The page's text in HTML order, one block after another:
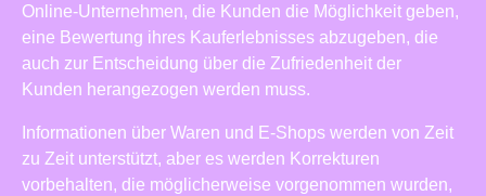
Online-Unternehmen, die Kunden die Möglichkeit geben,
eine Bewertung ihres Kauferlebnisses abzugeben, die
auch zur Entscheidung über die Zufriedenheit der
Kunden herangezogen werden muss.
Informationen über Waren und E-Shops werden von Zeit
zu Zeit unterstützt, aber es werden Korrekturen
vorbehalten, die möglicherweise vorgenommen wurden,